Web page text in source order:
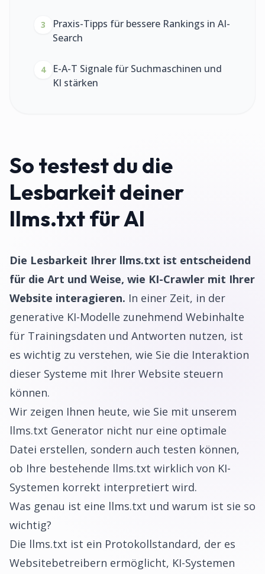
3
Praxis-Tipps für bessere Rankings in AI-
Search
4
E-A-T Signale für Suchmaschinen und
KI stärken
So testest du die
Lesbarkeit deiner
llms.txt für AI
Die Lesbarkeit Ihrer llms.txt ist entscheidend
für die Art und Weise, wie KI-Crawler mit Ihrer
Website interagieren. In einer Zeit, in der
generative KI-Modelle zunehmend Webinhalte
für Trainingsdaten und Antworten nutzen, ist
es wichtig zu verstehen, wie Sie die Interaktion
dieser Systeme mit Ihrer Website steuern
können.
Wir zeigen Ihnen heute, wie Sie mit unserem
llms.txt Generator nicht nur eine optimale
Datei erstellen, sondern auch testen können,
ob Ihre bestehende llms.txt wirklich von KI-
Systemen korrekt interpretiert wird.
Was genau ist eine llms.txt und warum ist sie so
wichtig?
Die llms.txt ist ein Protokollstandard, der es
Websitebetreibern ermöglicht, KI-Systemen